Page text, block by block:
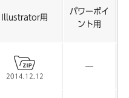
Illustrator用
パワーポイ
ント用
2014.12.12
―